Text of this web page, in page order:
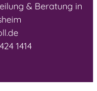
& Beratung in
1414